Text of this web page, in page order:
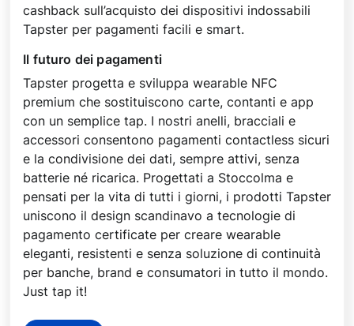
cashback sull’acquisto dei dispositivi indossabili
Tapster per pagamenti facili e smart.
Il futuro dei pagamenti
Tapster progetta e sviluppa wearable NFC
premium che sostituiscono carte, contanti e app
con un semplice tap. I nostri anelli, bracciali e
accessori consentono pagamenti contactless sicuri
e la condivisione dei dati, sempre attivi, senza
batterie né ricarica. Progettati a Stoccolma e
pensati per la vita di tutti i giorni, i prodotti Tapster
uniscono il design scandinavo a tecnologie di
pagamento certificate per creare wearable
eleganti, resistenti e senza soluzione di continuità
per banche, brand e consumatori in tutto il mondo.
Just tap it!